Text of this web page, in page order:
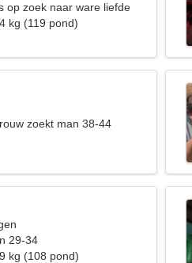
op zoek naar ware liefde
kg (119 pond)
zoekt man 38-44
29-34
kg (108 pond)